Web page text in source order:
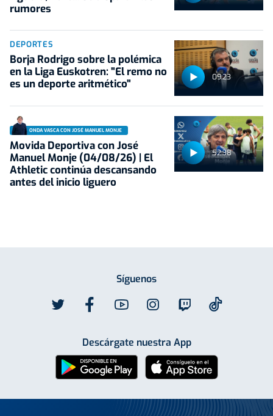
rumores
09:23
DEPORTES
Borja Rodrigo sobre la polémica
en la Liga Euskotren: "El remo no
es un deporte aritmético"
52:38
ONDA VASCA CON JOSÉ MANUEL MONJE
Movida Deportiva con José
Manuel Monje (04/08/26) | El
Athletic continúa descansando
antes del inicio liguero
Síguenos
Descárgate nuestra App